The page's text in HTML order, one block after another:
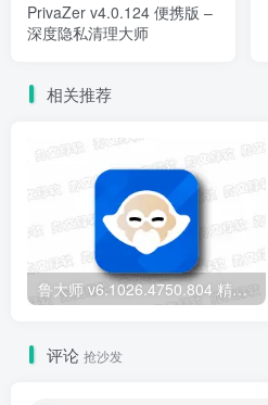
PrivaZer v4.0.124 便携版 –
深度隐私清理大师
相关推荐
鲁大师 v6.1026.4750.804 精简单文件绿色版 – 轻量级硬件检测工具
评论 抢沙发